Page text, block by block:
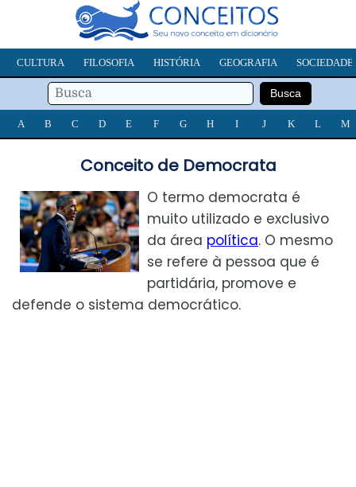
CULTURA FILOSOFIA HISTÓRIA GEOGRAFIA SOCIEDADE
A B C D E F G H I J K L M
Conceito de Democrata
O termo democrata é
muito utilizado e exclusivo
da área política. O mesmo
se refere à pessoa que é
partidária, promove e
defende o sistema democrático.